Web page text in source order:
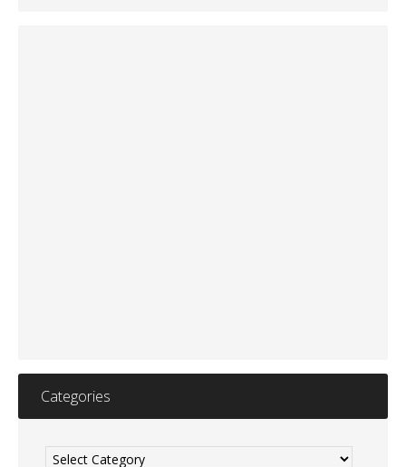
Categories